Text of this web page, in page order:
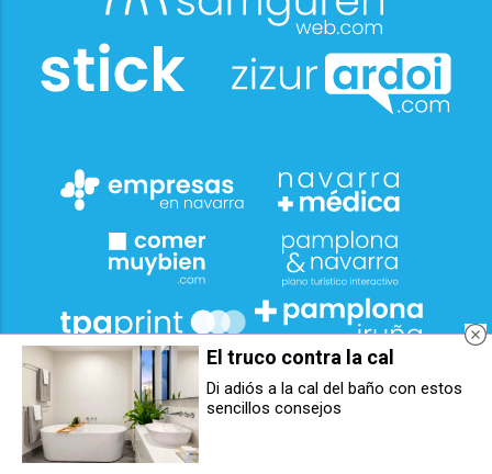
Los clubes de lectura de
Pamplona se abren al mundo
para celebrar tres décadas de
cooperación internacional
El HUN se suma a la red 'Mamás
El truco contra la cal
Di adiós a la cal del baño con estos
sencillos consejos